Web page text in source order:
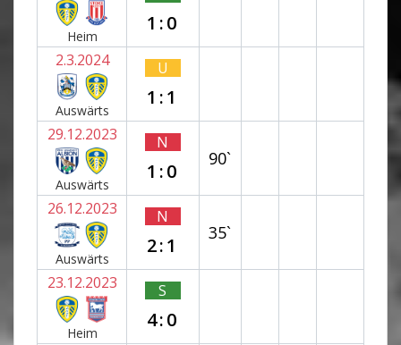
Heim
1:0
2.3.2024
Auswärts
U
1:1
29.12.2023
Auswärts
N
1:0
90`
26.12.2023
Auswärts
N
2:1
35`
23.12.2023
Heim
S
4:0